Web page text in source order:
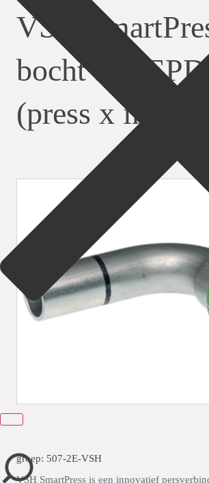
VSH
bocht 90°
(press x
groep: 507-2E-VSH
VSH SmartPress is een innovatief